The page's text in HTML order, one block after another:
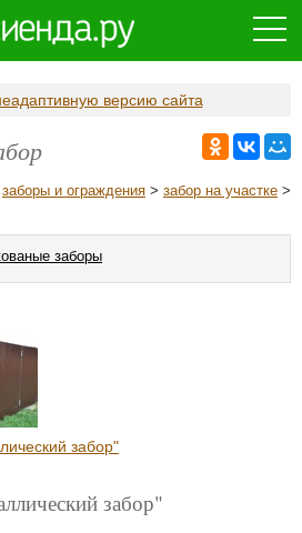
версию сайта
заборы и ограждения > забор на участке >
заборы
забор"
забор"